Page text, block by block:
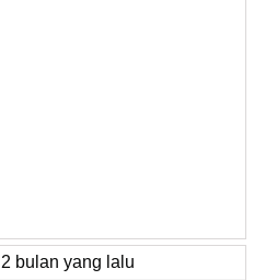
2 bulan yang lalu